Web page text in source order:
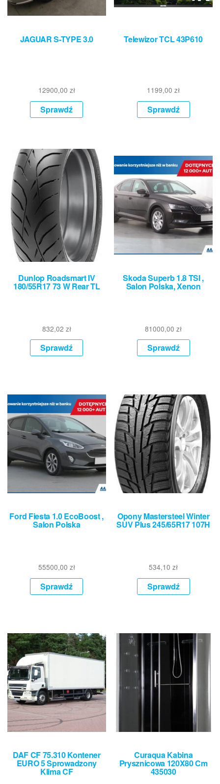
JAGUAR S-TYPE 3.0
12900,00 zł
Sprawdź
Telewizor TCL 43P610
1199,00zł
Sprawdź
Dunlop Roadsmart IV
180/55R17 73 W Rear TL
832,02 zł
Sprawdź
Skoda Superb 1.8 TSI ,
Salon Polska, Xenon
81000,00zł
Sprawdź
Ford Fiesta 1.0 EcoBoost ,
Salon Polska
55500,00 zł
Sprawdź
Opony Mastersteel Winter
SUV Plus 245/65R17 107H
534,10zł
Sprawdź
DAF CF 75.310 Kontener
EURO 5 Sprowadzony
Klima CF
Curaqua Kabina
Prysznicowa 120X80 Cm
435030